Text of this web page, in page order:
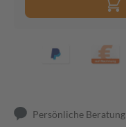
Persönliche Beratung